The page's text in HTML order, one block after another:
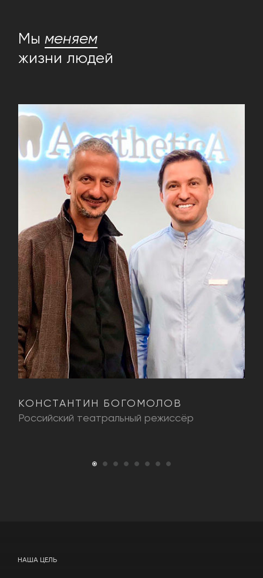
Мыменяем
жизни людей
КОНСТАНТИН БОГОМОЛОВ
Российский театральный режиссёр
НАША ЦЕЛЬ